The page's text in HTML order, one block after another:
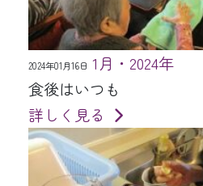
2024年01月16日 1月・2024年
食後はいつも
詳しく見る